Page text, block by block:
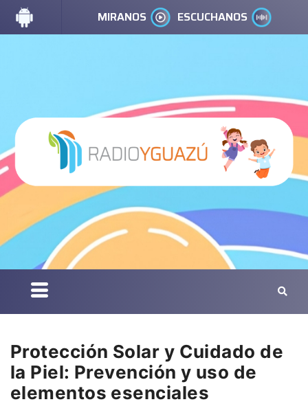
MIRANOS ESCUCHANOS
Protección Solar y Cuidado de
la Piel: Prevención y uso de
elementos esenciales